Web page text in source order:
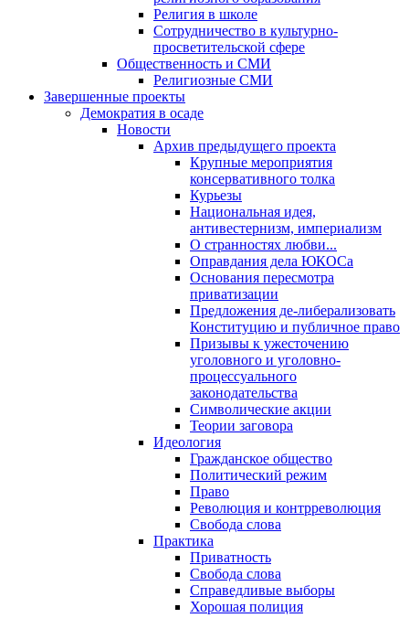
Религия в школе
Сотрудничество в культурно-
просветительской сфере
Общественность и СМИ
Религиозные СМИ
Завершенные проекты
Демократия в осаде
Новости
Архив предыдущего проекта
Крупные мероприятия
консервативного толка
Курьезы
Национальная идея,
антивестернизм, империализм
О странностях любви...
Оправдания дела ЮКОСа
Основания пересмотра
приватизации
Предложения де-либерализовать
Конституцию и публичное право
Призывы к ужесточению
уголовного и уголовно-
процессуального
законодательства
Символические акции
Теории заговора
Идеология
Гражданское общество
Политический режим
Право
Революция и контрреволюция
Свобода слова
Практика
Приватность
Свобода слова
Справедливые выборы
Хорошая полиция